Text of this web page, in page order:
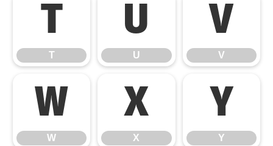
T
T
U
U
V
V
W
W
X
X
Y
Y